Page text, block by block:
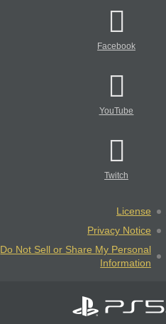
Facebook
YouTube
Twitch
License
Privacy Notice
Do Not Sell or Share My Personal
Information